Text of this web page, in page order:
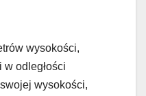
wysokości,
w odległości
wysokości,